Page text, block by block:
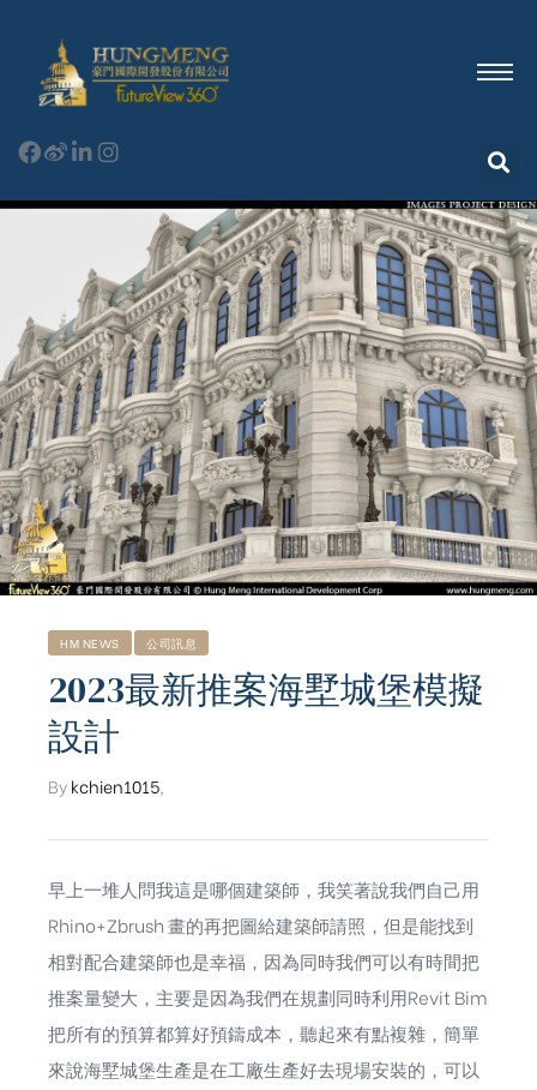
HM NEWS 公司訊息
2023最新推案海墅城堡模擬
設計
Bykchien1015,
早上一堆人問我這是哪個建築師，我笑著說我們自己用
Rhino+Zbrush畫的再把圖給建築師請照，但是能找到
相對配合建築師也是幸福，因為同時我們可以有時間把
推案量變大，主要是因為我們在規劃同時利用Revit Bim
把所有的預算都算好預鑄成本，聽起來有點複雜，簡單
來說海墅城堡生產是在工廠生產好去現場安裝的，可以
含日本